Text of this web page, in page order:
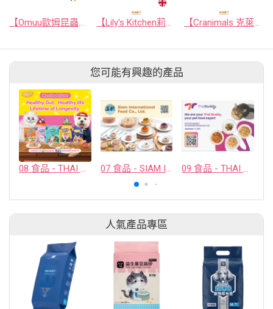
【Cranimals 克萊莓】蔓越莓泌尿道保健粉全系列(加拿大原裝進口/狗貓寵物蔓越莓粉/藍莓粉)
您可能有興趣的產品
08 食品 - THAI AWESOME CO., LTD. 07 食品 - SIAM INTERNATIONAL FOOD CO., LTD. 09 食品 - THAI BUDDY CO., LTD.
人氣產品專區